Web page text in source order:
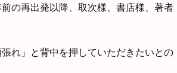
の再出発以降、取次様、書店様、著者
れ」と背中を押していただきたいとの